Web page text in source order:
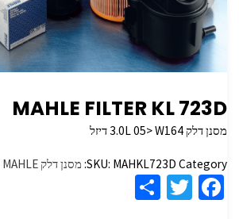
MAHLE FILTER KL 723D
מסנן דלק 3.0L 05> W164 דיזל
SKU: MAHKL723D Category: מסנן דלק MAHLE
Fa
T